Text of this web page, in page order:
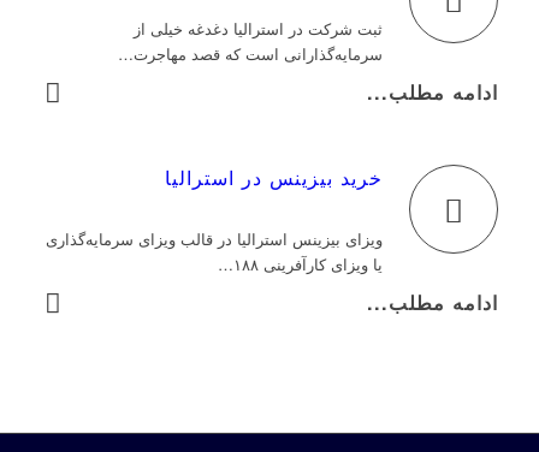
ثبت شرکت در استرالیا دغدغه خیلی از
سرمایه‌گذارانی است که قصد مهاجرت…
ادامه مطلب...
خرید بیزینس در استرالیا
ویزای بیزینس استرالیا در قالب ویزای سرمایه‌گذاری
یا ویزای کارآفرینی ۱۸۸…
ادامه مطلب...